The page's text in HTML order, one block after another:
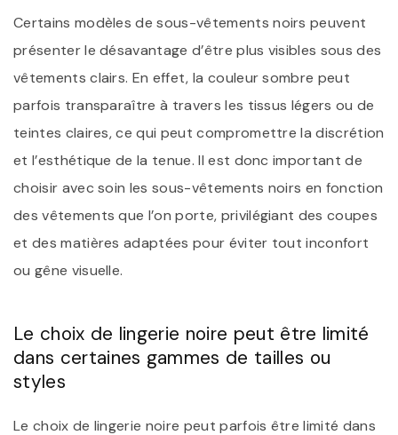
Certains modèles de sous-vêtements noirs peuvent
présenter le désavantage d’être plus visibles sous des
vêtements clairs. En effet, la couleur sombre peut
parfois transparaître à travers les tissus légers ou de
teintes claires, ce qui peut compromettre la discrétion
et l’esthétique de la tenue. Il est donc important de
choisir avec soin les sous-vêtements noirs en fonction
des vêtements que l’on porte, privilégiant des coupes
et des matières adaptées pour éviter tout inconfort
ou gêne visuelle.
Le choix de lingerie noire peut être limité
dans certaines gammes de tailles ou
styles
Le choix de lingerie noire peut parfois être limité dans